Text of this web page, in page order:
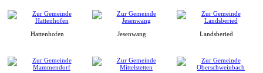
Hattenhofen Jesenwang Landsberied